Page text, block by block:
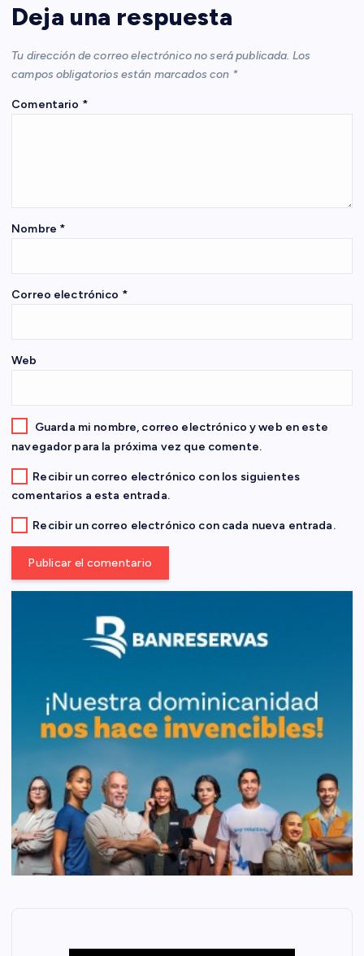
c
i
ó
e
t
a
d
a
s
Deja una respuesta
Tu dirección de correo electrónico no será publicada. Los
campos obligatorios están marcados con *
Comentario *
Nombre *
Correo electrónico *
Web
Guarda mi nombre, correo electrónico y web en este
navegador para la próxima vez que comente.
Recibir un correo electrónico con los siguientes
comentarios a esta entrada.
Recibir un correo electrónico con cada nueva entrada.